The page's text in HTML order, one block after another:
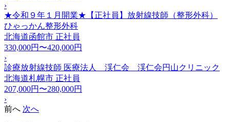
›
★令和９年１月開業★【正社員】放射線技師（整形外科）
ひゃっかん整形外科
北海道函館市 正社員
330,000円〜420,000円
›
診療放射線技師 医療法人 渓仁会 渓仁会円山クリニック
北海道札幌市 正社員
207,000円〜280,000円
›
前へ 次へ